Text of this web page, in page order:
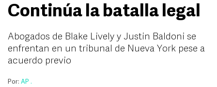
Continúa la batalla legal
Abogados de Blake Lively y Justin Baldoni se
enfrentan en un tribunal de Nueva York pese a
acuerdo previo
Por: AP .